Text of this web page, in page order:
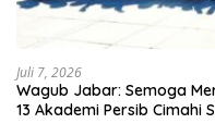
Juli 7, 2026
Wagub Jabar: Semoga
13 Akademi Persib Cimahi